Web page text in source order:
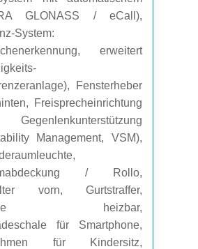
GLONASS / eCall),
System:
erweitert
Fensterheber
Freisprecheinrichtung
Gegenlenkunterstützung
Management, VSM),
/ Rollo,
vorn, Gurtstraffer,
heizbar,
für Smartphone,
für Kindersitz,